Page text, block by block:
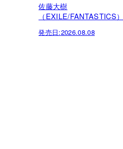
佐藤大樹
（EXILE/FANTASTICS）
発売日:2026.08.08